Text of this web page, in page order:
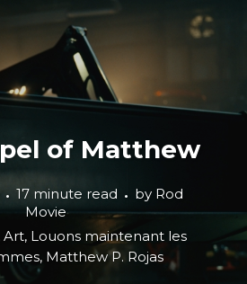
of Matthew
17 minute read by Rod
Movie
Art, Louons maintenant les
, Matthew P. Rojas